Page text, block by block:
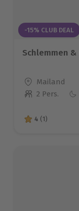
-15% CLUB DEAL
Schlemmen
Standort
Mailand
Anzahl der
2 Pers.
4 von 5
4 (1)